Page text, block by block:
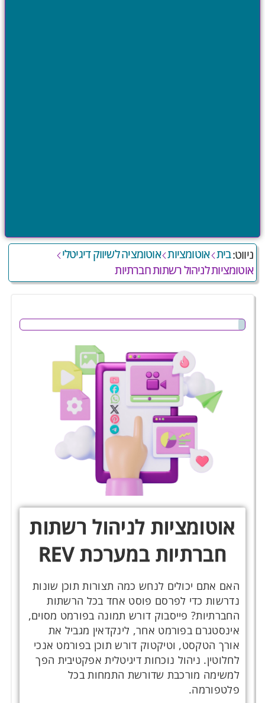
ניווט:בית אוטומציות אוטומציה לשיווק דיגיטלי
אוטומציות לניהול רשתות חברתיות
אוטומציות לניהול רשתות
חברתיות במערכת REV
האם אתם יכולים לנחש כמה תצורות תוכן שונות
נדרשות כדי לפרסם פוסט אחד בכל הרשתות
החברתיות? פייסבוק דורש תמונה בפורמט מסוים,
אינסטגרם בפורמט אחר, לינקדאין מגביל את
אורך הטקסט, וטיקטוק דורש תוכן בפורמט אנכי
לחלוטין. ניהול נוכחות דיגיטלית אפקטיבית הפך
למשימה מורכבת שדורשת התמחות בכל
פלטפורמה.